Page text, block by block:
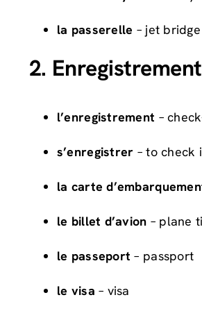
la passerelle – jet
2.
l’enregistrement –
s’enregistrer – to check
la carte
le billet d’avion – plane
le passeport – passport
le visa – visa